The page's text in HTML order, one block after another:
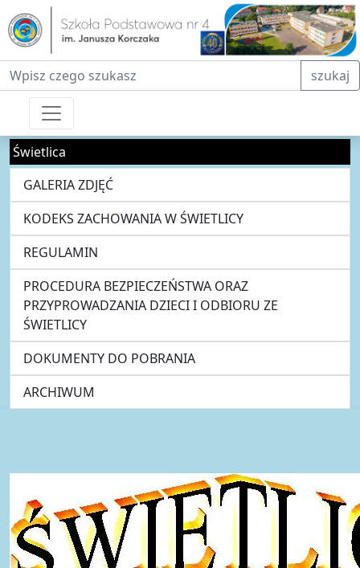
Fraza do wyszukiwania szukaj
Świetlica
GALERIA ZDJĘĆ
KODEKS ZACHOWANIA W ŚWIETLICY
REGULAMIN
PROCEDURA BEZPIECZEŃSTWA ORAZ
PRZYPROWADZANIA DZIECI I ODBIORU ZE
ŚWIETLICY
DOKUMENTY DO POBRANIA
ARCHIWUM